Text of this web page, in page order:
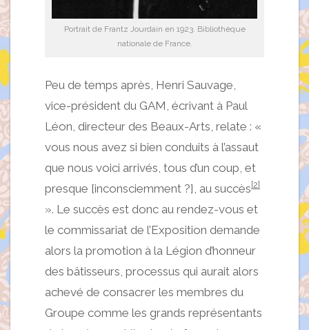
Portrait de Frantz Jourdain en 1923. Bibliothèque
nationale de France.
Peu de temps après, Henri Sauvage,
vice-président du GAM, écrivant à Paul
Léon, directeur des Beaux-Arts, relate : «
vous nous avez si bien conduits à l’assaut
que nous voici arrivés, tous d’un coup, et
presque [inconsciemment ?], au succès [2]
». Le succès est donc au rendez-vous et
le commissariat de l’Exposition demande
alors la promotion à la Légion d’honneur
des bâtisseurs, processus qui aurait alors
achevé de consacrer les membres du
Groupe comme les grands représentants